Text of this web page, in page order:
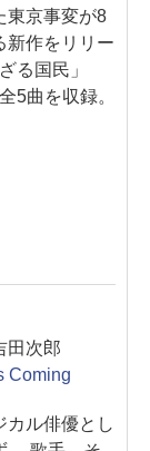
東京事変が8
新作をリリー
る国民」
5曲を収録。
田次郎
Coming
カル俳優とし